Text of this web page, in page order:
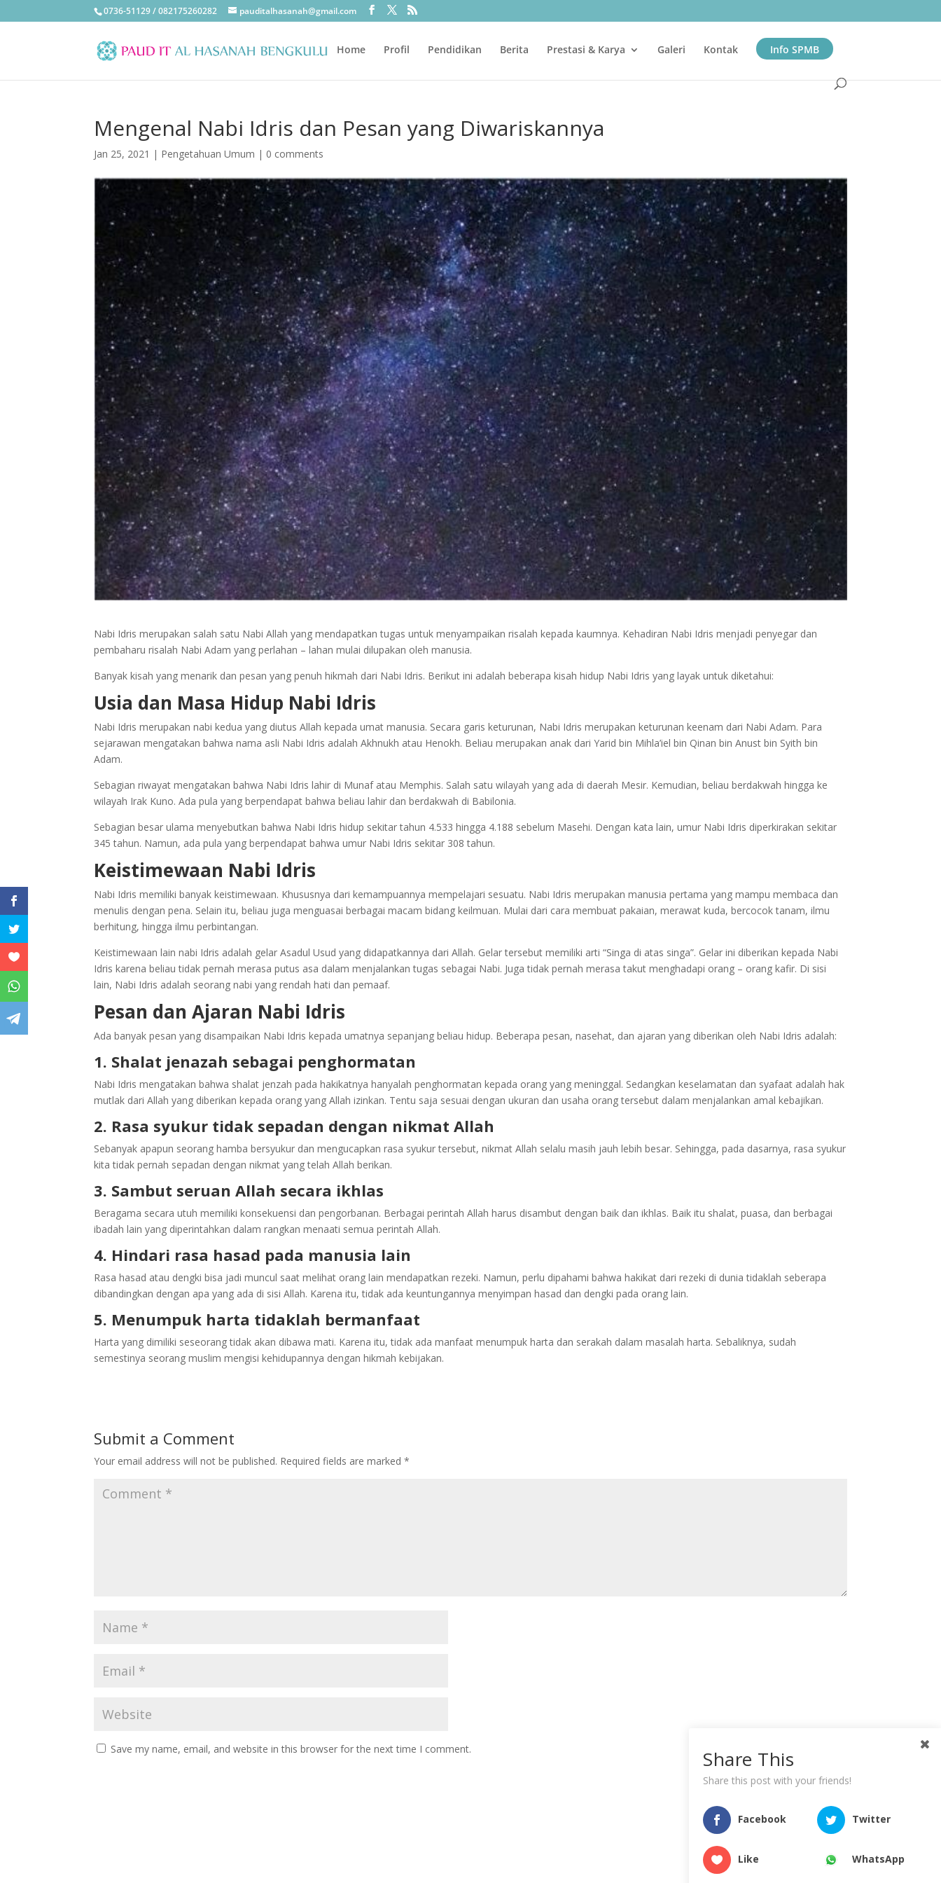
0736-51129 / 082175260282 pauditalhasanah@gmail.com
Home Profil Pendidikan Berita Prestasi & Karya Galeri Kontak Info SPMB
Mengenal Nabi Idris dan Pesan yang Diwariskannya
Jan 25, 2021 | Pengetahuan Umum | 0 comments
Nabi Idris merupakan salah satu Nabi Allah yang mendapatkan tugas untuk menyampaikan risalah kepada kaumnya. Kehadiran Nabi Idris menjadi penyegar dan
pembaharu risalah Nabi Adam yang perlahan – lahan mulai dilupakan oleh manusia.
Banyak kisah yang menarik dan pesan yang penuh hikmah dari Nabi Idris. Berikut ini adalah beberapa kisah hidup Nabi Idris yang layak untuk diketahui:
Usia dan Masa Hidup Nabi Idris
Nabi Idris merupakan nabi kedua yang diutus Allah kepada umat manusia. Secara garis keturunan, Nabi Idris merupakan keturunan keenam dari Nabi Adam. Para
sejarawan mengatakan bahwa nama asli Nabi Idris adalah Akhnukh atau Henokh. Beliau merupakan anak dari Yarid bin Mihla’iel bin Qinan bin Anust bin Syith bin
Adam.
Sebagian riwayat mengatakan bahwa Nabi Idris lahir di Munaf atau Memphis. Salah satu wilayah yang ada di daerah Mesir. Kemudian, beliau berdakwah hingga ke
wilayah Irak Kuno. Ada pula yang berpendapat bahwa beliau lahir dan berdakwah di Babilonia.
Sebagian besar ulama menyebutkan bahwa Nabi Idris hidup sekitar tahun 4.533 hingga 4.188 sebelum Masehi. Dengan kata lain, umur Nabi Idris diperkirakan sekitar
345 tahun. Namun, ada pula yang berpendapat bahwa umur Nabi Idris sekitar 308 tahun.
Keistimewaan Nabi Idris
Nabi Idris memiliki banyak keistimewaan. Khususnya dari kemampuannya mempelajari sesuatu. Nabi Idris merupakan manusia pertama yang mampu membaca dan
menulis dengan pena. Selain itu, beliau juga menguasai berbagai macam bidang keilmuan. Mulai dari cara membuat pakaian, merawat kuda, bercocok tanam, ilmu
berhitung, hingga ilmu perbintangan.
Keistimewaan lain nabi Idris adalah gelar Asadul Usud yang didapatkannya dari Allah. Gelar tersebut memiliki arti “Singa di atas singa”. Gelar ini diberikan kepada Nabi
Idris karena beliau tidak pernah merasa putus asa dalam menjalankan tugas sebagai Nabi. Juga tidak pernah merasa takut menghadapi orang – orang kafir. Di sisi
lain, Nabi Idris adalah seorang nabi yang rendah hati dan pemaaf.
Pesan dan Ajaran Nabi Idris
Ada banyak pesan yang disampaikan Nabi Idris kepada umatnya sepanjang beliau hidup. Beberapa pesan, nasehat, dan ajaran yang diberikan oleh Nabi Idris adalah:
1. Shalat jenazah sebagai penghormatan
Nabi Idris mengatakan bahwa shalat jenzah pada hakikatnya hanyalah penghormatan kepada orang yang meninggal. Sedangkan keselamatan dan syafaat adalah hak
mutlak dari Allah yang diberikan kepada orang yang Allah izinkan. Tentu saja sesuai dengan ukuran dan usaha orang tersebut dalam menjalankan amal kebajikan.
2. Rasa syukur tidak sepadan dengan nikmat Allah
Sebanyak apapun seorang hamba bersyukur dan mengucapkan rasa syukur tersebut, nikmat Allah selalu masih jauh lebih besar. Sehingga, pada dasarnya, rasa syukur
kita tidak pernah sepadan dengan nikmat yang telah Allah berikan.
3. Sambut seruan Allah secara ikhlas
Beragama secara utuh memiliki konsekuensi dan pengorbanan. Berbagai perintah Allah harus disambut dengan baik dan ikhlas. Baik itu shalat, puasa, dan berbagai
ibadah lain yang diperintahkan dalam rangkan menaati semua perintah Allah.
4. Hindari rasa hasad pada manusia lain
Rasa hasad atau dengki bisa jadi muncul saat melihat orang lain mendapatkan rezeki. Namun, perlu dipahami bahwa hakikat dari rezeki di dunia tidaklah seberapa
dibandingkan dengan apa yang ada di sisi Allah. Karena itu, tidak ada keuntungannya menyimpan hasad dan dengki pada orang lain.
5. Menumpuk harta tidaklah bermanfaat
Harta yang dimiliki seseorang tidak akan dibawa mati. Karena itu, tidak ada manfaat menumpuk harta dan serakah dalam masalah harta. Sebaliknya, sudah
semestinya seorang muslim mengisi kehidupannya dengan hikmah kebijakan.
Submit a Comment
Your email address will not be published. Required fields are marked*
Save my name, email, and website in this browser for the next time I comment. Share This
Share this post with your friends!
Facebook Twitter
Like WhatsApp